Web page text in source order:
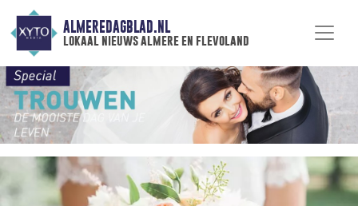
ALMEREDAGBLAD.NL
lokaal nieuws almere en flevoland